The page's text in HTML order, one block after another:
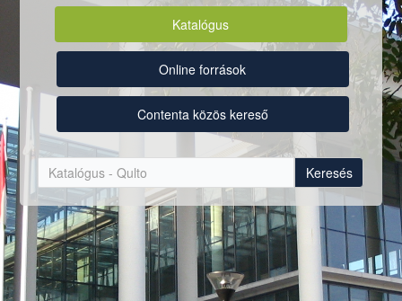
Katalógus
Online források
Contenta közös kereső
Keresés